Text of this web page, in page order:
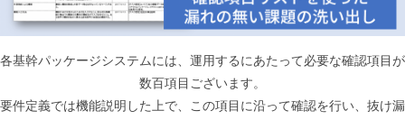
各基幹パッケージシステムには、運用するにあたって必要な確認項目が
数百項目ございます。
要件定義では機能説明した上で、この項目に沿って確認を行い、抜け漏